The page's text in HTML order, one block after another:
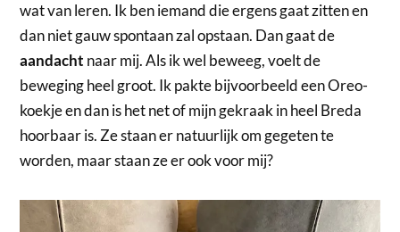
wat van leren. Ik ben iemand die ergens gaat zitten en
dan niet gauw spontaan zal opstaan. Dan gaat de
aandacht naar mij. Als ik wel beweeg, voelt de
beweging heel groot. Ik pakte bijvoorbeeld een Oreo-
koekje en dan is het net of mijn gekraak in heel Breda
hoorbaar is. Ze staan er natuurlijk om gegeten te
worden, maar staan ze er ook voor mij?